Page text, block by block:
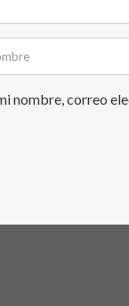
nombre, correo